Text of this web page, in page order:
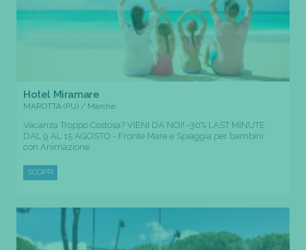
Hotel Miramare
MAROTTA (PU) / Marche
Vacanza Troppo Costosa? VIENI DA NOI! -30% LAST MINUTE
DAL 9 AL 15 AGOSTO - Fronte Mare e Spiaggia per bambini
con Animazione
SCOPRI